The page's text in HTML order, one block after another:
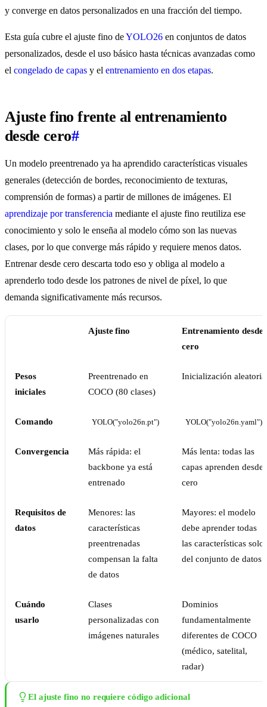
y converge en datos personalizados en una fracción del tiempo.
Esta guía cubre el ajuste fino deYOLO26 en conjuntos de datos
personalizados, desde el uso básico hasta técnicas avanzadas como
el congelado de capas y el entrenamiento en dos etapas.
Ajuste fino frente al entrenamiento
desde cero#
Un modelo preentrenado ya ha aprendido características visuales
generales (detección de bordes, reconocimiento de texturas,
comprensión de formas) a partir de millones de imágenes. El
aprendizaje por transferencia mediante el ajuste fino reutiliza ese
conocimiento y solo le enseña al modelo cómo son las nuevas
clases, por lo que converge más rápido y requiere menos datos.
Entrenar desde cero descarta todo eso y obliga al modelo a
aprenderlo todo desde los patrones de nivel de píxel, lo que
demanda significativamente más recursos.
Ajuste fino
Entrenamiento desde
cero
Pesos
iniciales
Preentrenado en
COCO (80 clases)
Inicialización aleatoria
Comando YOLO("yolo26n.pt") YOLO("yolo26n.yaml")
Convergencia
Más rápida: el
backbone ya está
entrenado
Más lenta: todas las
capas aprenden desde
cero
Requisitos de
datos
Menores: las
características
preentrenadas
compensan la falta
de datos
Mayores: el modelo
debe aprender todas
las características solo
del conjunto de datos
Cuándo
usarlo
Clases
personalizadas con
imágenes naturales
Dominios
fundamentalmente
diferentes de COCO
(médico, satelital,
radar)
El ajuste fino no requiere código adicional